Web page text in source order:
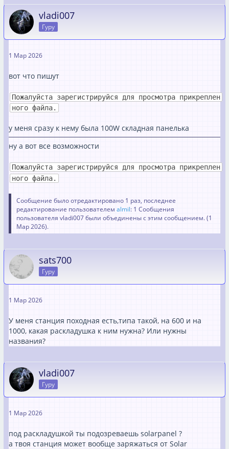
vladi007
Гуру
1 Мар 2026
вот что пишут
Пожалуйста зарегистрируйся для просмотра прикреплен
ного файла.
у меня сразу к нему была 100W складная панелька
ну а вот все возможности
Пожалуйста зарегистрируйся для просмотра прикреплен
ного файла.
Сообщение было отредактировано 1 раз, последнее
редактирование пользователем almil: 1 Сообщения
пользователя vladi007 были объединены с этим сообщением. (1
Мар 2026).
sats700
Гуру
1 Мар 2026
У меня станция походная есть,типа такой, на 600 и на
1000, какая раскладушка к ним нужна? Или нужны
названия?
vladi007
Гуру
1 Мар 2026
под раскладушкой ты подозреваешь solarpanel ?
а твоя станция может вообще заряжаться от Solar